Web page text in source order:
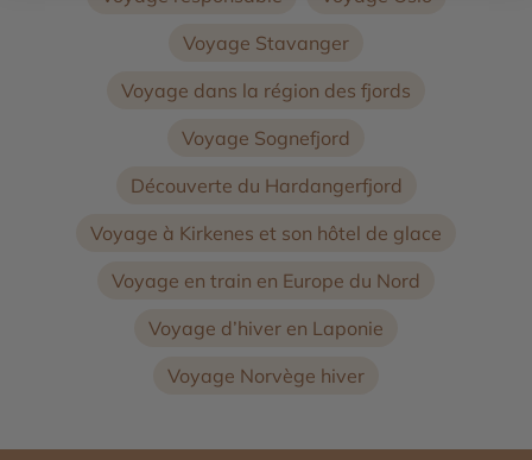
Voyage Stavanger
Voyage dans la région des fjords
Voyage Sognefjord
Découverte du Hardangerfjord
Voyage à Kirkenes et son hôtel de glace
Voyage en train en Europe du Nord
Voyage d’hiver en Laponie
Voyage Norvège hiver